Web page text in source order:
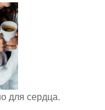
для сердца.